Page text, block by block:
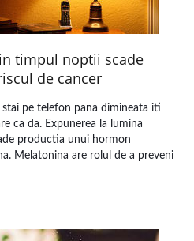
timpul noptii scade
de cancer
pe telefon pana dimineata iti
ca da. Expunerea la lumina
productia unui hormon
Melatonina are rolul de a preveni